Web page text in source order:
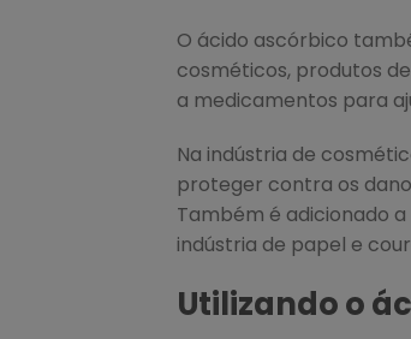
O ácido ascórbico
cosméticos, produtos
a medicamentos para
Na indústria de
proteger contra os
Também é adicionado
indústria de papel e
Utilizando o